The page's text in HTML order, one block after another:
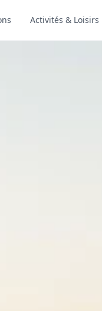
Activités & Loisirs